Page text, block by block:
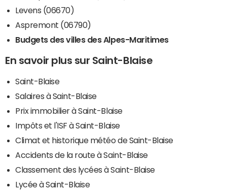
Levens (06670)
Aspremont (06790)
Budgets des villes des Alpes-Maritimes
En savoir plus sur Saint-Blaise
Saint-Blaise
Salaires à Saint-Blaise
Prix immobilier à Saint-Blaise
Impôts et l'ISF à Saint-Blaise
Climat et historique météo de Saint-Blaise
Accidents de la route à Saint-Blaise
Classement des lycées à Saint-Blaise
Lycée à Saint-Blaise